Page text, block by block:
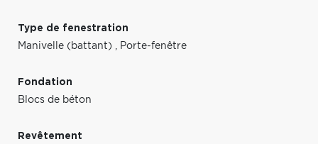
Type de fenestration
Manivelle (battant) , Porte-fenêtre
Fondation
Blocs de béton
Revêtement